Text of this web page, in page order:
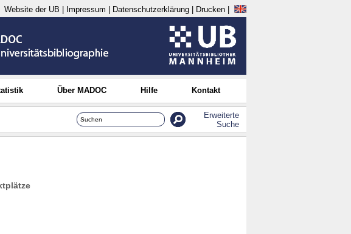
Website der UB Impressum Datenschutzerklärung Drucken
Über MADOC Hilfe Kontakt
Erweiterte
Suche